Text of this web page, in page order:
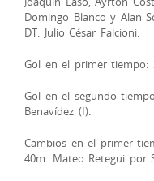
Domingo Blanco y Alan
DT: Julio César Falcioni.
Gol en el primer tiempo:
Gol en el segundo
Benavídez (I).
Cambios en el primer
40m. Mateo Retegui por